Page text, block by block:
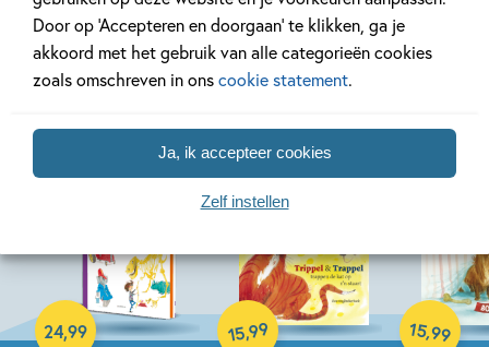
Door op ‘Accepteren en doorgaan’ te klikken, ga je
akkoord met het gebruik van alle categorieën cookies
zoals omschreven in onscookie statement.
Ja, ik accepteer cookies
Zelf instellen
Meer van deze auteur
24,99
Hardcover
15,99
Hardcover
15,99
Hardcover